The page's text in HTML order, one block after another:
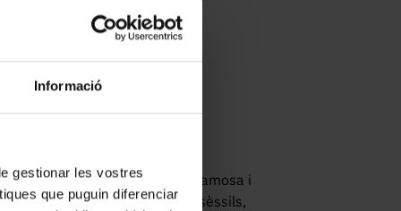
Informació
gestionar les vostres
que puguin diferenciar
espinós, d'escorça escamosa i
o oblongues, enteres, subsèssils,